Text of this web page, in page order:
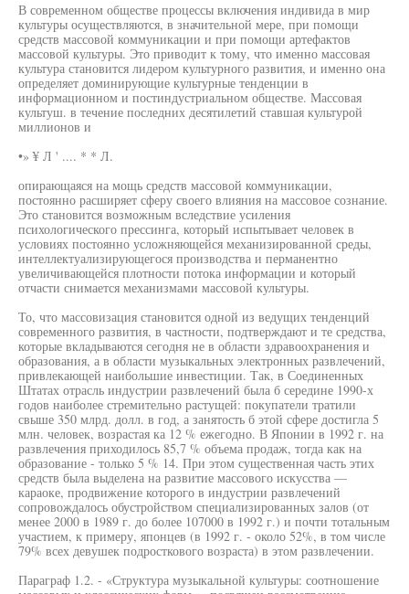
В современном обществе процессы включения индивида в мир
культуры осуществляются, в значительной мере, при помощи
средств массовой коммуникации и при помощи артефактов
массовой культуры. Это приводит к тому, что именно массовая
культура становится лидером культурного развития, и именно она
определяет доминирующие культурные тенденции в
информационном и постиндустриальном обществе. Массовая
культуш. в течение последних десятилетий ставшая культурой
миллионов и
•» ¥ Л ' .... * * Л.
опирающаяся на мощь средств массовой коммуникации,
постоянно расширяет сферу своего влияния на массовое сознание.
Это становится возможным вследствие усиления
психологического прессинга, который испытывает человек в
условиях постоянно усложняющейся механизированной среды,
интеллектуализирующегося производства и перманентно
увеличивающейся плотности потока информации и который
отчасти снимается механизмами массовой культуры.
То, что массовизация становится одной из ведущих тенденций
современного развития, в частности, подтверждают и те средства,
которые вкладываются сегодня не в области здравоохранения и
образования, а в области музыкальных электронных развлечений,
привлекающей наибольшие инвестиции. Так, в Соединенных
Штатах отрасль индустрии развлечений была б середине 1990-х
годов наиболее стремительно растущей: покупатели тратили
свыше 350 млрд. долл. в год, а занятость б этой сфере достигла 5
млн. человек, возрастая ка 12 % ежегодно. В Японии в 1992 г. на
развлечения приходилось 85,7 % объема продаж, тогда как на
образование - только 5 % 14. При этом существенная часть этих
средств была выделена на развитие массового искусства —
караоке, продвижение которого в индустрии развлечений
сопровождалось обустройством специализированных залов (от
менее 2000 в 1989 г. до более 107000 в 1992 г.) и почти тотальным
участием, к примеру, японцев (в 1992 г. - около 52%, в том числе
79% всех девушек подросткового возраста) в этом развлечении.
Параграф 1.2. - «Структура музыкальной культуры: соотношение